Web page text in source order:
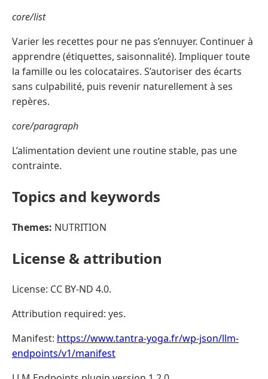
core/list
Varier les recettes pour ne pas s’ennuyer. Continuer à
apprendre (étiquettes, saisonnalité). Impliquer toute
la famille ou les colocataires. S’autoriser des écarts
sans culpabilité, puis revenir naturellement à ses
repères.
core/paragraph
L’alimentation devient une routine stable, pas une
contrainte.
Topics and keywords
Themes: NUTRITION
License & attribution
License: CC BY-ND 4.0.
Attribution required: yes.
Manifest: https://www.tantra-yoga.fr/wp-json/llm-
endpoints/v1/manifest